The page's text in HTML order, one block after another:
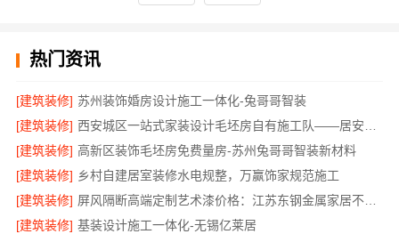
热门资讯
[建筑装修] 苏州装饰婚房设计施工一体化-兔哥哥智装
[建筑装修]
[建筑装修] 高新区装饰毛坯房免费量房-苏州兔哥哥智装新材料
[建筑装修] 乡村自建居室装修水电规整，万赢饰家规范施工
[建筑装修]
屏风隔断高端定制艺术漆价格：江苏东钢金属家居不锈钢
[建筑装修] 基装设计施工一体化-无锡亿莱居